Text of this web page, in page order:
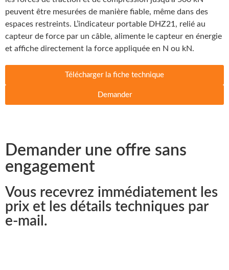
peuvent être mesurées de manière fiable, même dans des
espaces restreints. L’indicateur portable DHZ21, relié au
capteur de force par un câble, alimente le capteur en énergie
et affiche directement la force appliquée en N ou kN.
Télécharger la fiche technique
Demander
Demander une offre sans
engagement
Vous recevrez immédiatement les
prix et les détails techniques par
e-mail.